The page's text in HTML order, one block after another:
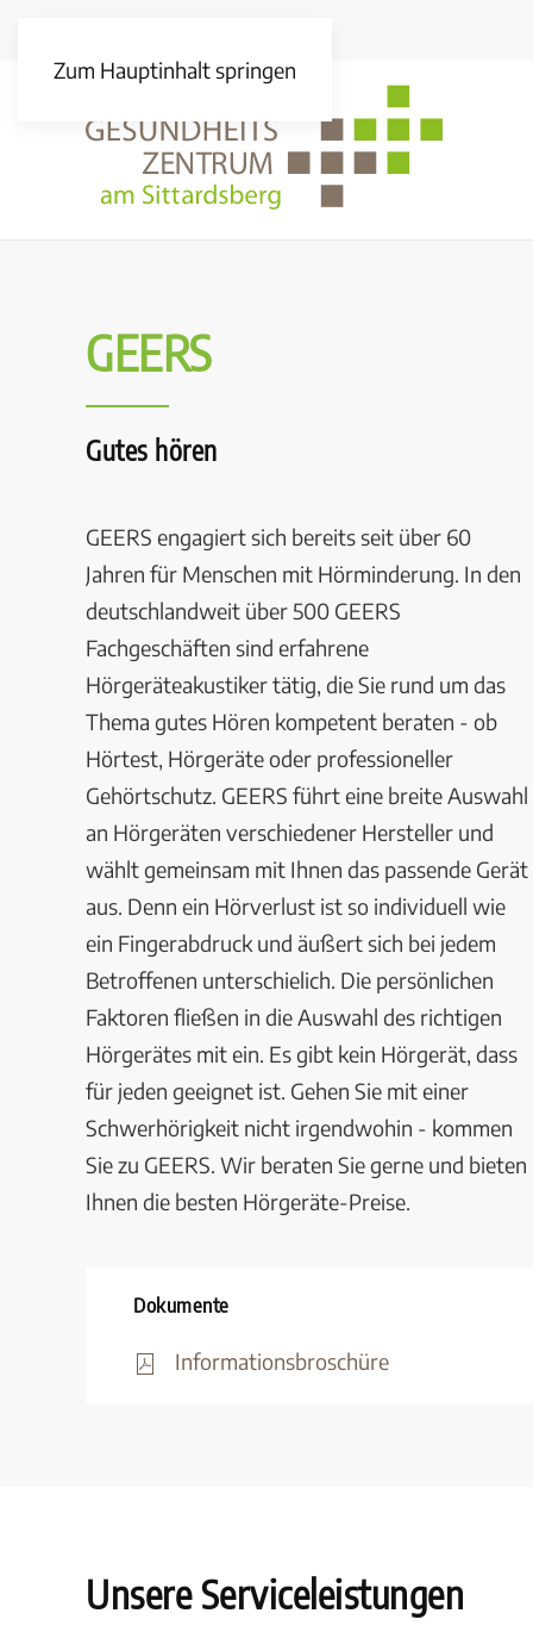
Zum Hauptinhalt springen
GEERS
Gutes hören
GEERS engagiert sich bereits seit über 60
Jahren für Menschen mit Hörminderung. In den
deutschlandweit über 500 GEERS
Fachgeschäften sind erfahrene
Hörgeräteakustiker tätig, die Sie rund um das
Thema gutes Hören kompetent beraten - ob
Hörtest, Hörgeräte oder professioneller
Gehörtschutz. GEERS führt eine breite Auswahl
an Hörgeräten verschiedener Hersteller und
wählt gemeinsam mit Ihnen das passende Gerät
aus. Denn ein Hörverlust ist so individuell wie
ein Fingerabdruck und äußert sich bei jedem
Betroffenen unterschielich. Die persönlichen
Faktoren fließen in die Auswahl des richtigen
Hörgerätes mit ein. Es gibt kein Hörgerät, dass
für jeden geeignet ist. Gehen Sie mit einer
Schwerhörigkeit nicht irgendwohin - kommen
Sie zu GEERS. Wir beraten Sie gerne und bieten
Ihnen die besten Hörgeräte-Preise.
Dokumente
Informationsbroschüre
Unsere Serviceleistungen